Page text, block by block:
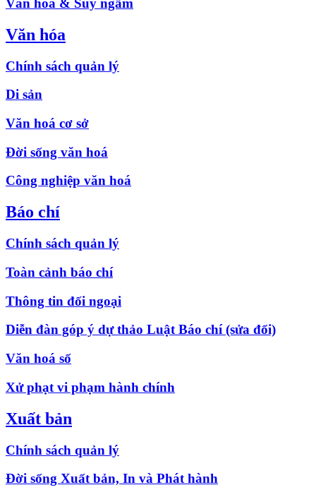
Văn hóa
Chính sách quản lý
Di sản
Văn hoá cơ sở
Đời sống văn hoá
Công nghiệp văn hoá
Báo chí
Chính sách quản lý
Toàn cảnh báo chí
Thông tin đối ngoại
Diễn đàn góp ý dự thảo Luật Báo chí (sửa đổi)
Văn hoá số
Xử phạt vi phạm hành chính
Xuất bản
Chính sách quản lý
Đời sống Xuất bản, In và Phát hành